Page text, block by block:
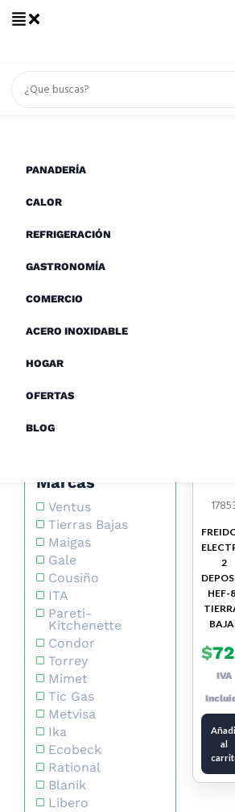
PANADERÍA
CALOR
REFRIGERACIÓN
GASTRONOMÍA
COMERCIO
ACERO INOXIDABLE
HOGAR
OFERTAS
BLOG
doble
Conoce los
Marcas
Ventus
Tierras Bajas
Maigas
Gale
Cousiño
ITA
Pareti-
Kitchenette
Condor
Torrey
Mimet
Tic Gas
Metvisa
Ika
Ecobeck
Rational
Blanik
Libero
2
HEF-
$
IVA
al